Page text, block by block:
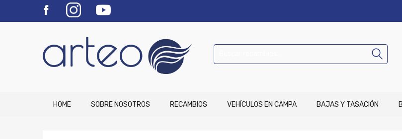
HOME SOBRE NOSOTROS RECAMBIOS VEHÍCULOS EN CAMPA BAJAS Y TASACIÓN